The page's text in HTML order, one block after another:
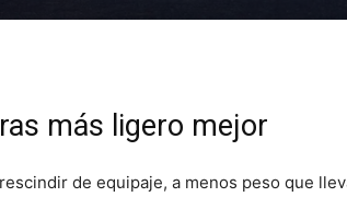
más ligero mejor
de equipaje, a menos peso que